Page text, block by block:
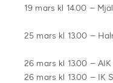
19 mars kl 14.00 –
25 mars kl 13.00 –
26 mars kl 13.00 –
26 mars kl 13.00 – IK